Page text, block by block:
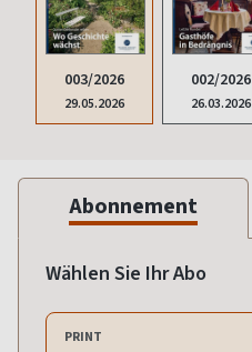
003/2026
29.05.2026
002/2026
26.03.2026
Abonnement
Wählen Sie Ihr Abo
PRINT